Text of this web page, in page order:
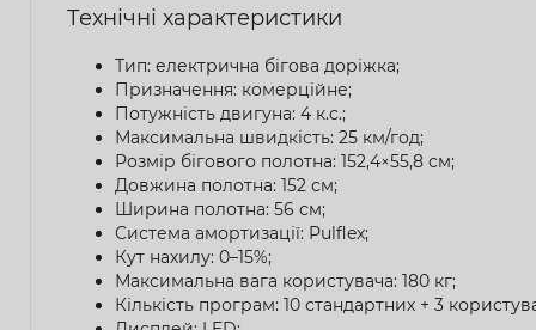
Технічні характеристики
Тип: електрична бігова доріжка;
Призначення: комерційне;
Потужність двигуна: 4 к.с.;
Максимальна швидкість: 25 км/год;
Розмір бігового полотна: 152,4×55,8 см;
Довжина полотна: 152 см;
Ширина полотна: 56 см;
Система амортизації: Pulflex;
Кут нахилу: 0–15%;
Максимальна вага користувача: 180 кг;
Кількість програм: 10 стандартних + 3